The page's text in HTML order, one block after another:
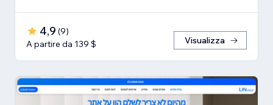
4,9 (9)
A partire da 139 $
Visualizza